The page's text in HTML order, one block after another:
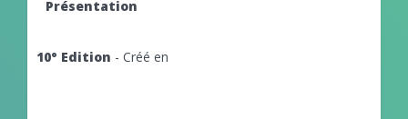
Présentation
10° Edition - Créé en